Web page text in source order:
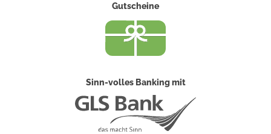
Gutscheine
Sinn-volles Banking mit